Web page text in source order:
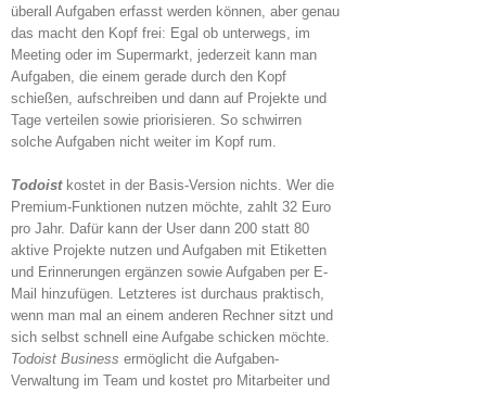
überall Aufgaben erfasst werden können, aber genau
das macht den Kopf frei: Egal ob unterwegs, im
Meeting oder im Supermarkt, jederzeit kann man
Aufgaben, die einem gerade durch den Kopf
schießen, aufschreiben und dann auf Projekte und
Tage verteilen sowie priorisieren. So schwirren
solche Aufgaben nicht weiter im Kopf rum.
Todoist kostet in der Basis-Version nichts. Wer die
Premium-Funktionen nutzen möchte, zahlt 32 Euro
pro Jahr. Dafür kann der User dann 200 statt 80
aktive Projekte nutzen und Aufgaben mit Etiketten
und Erinnerungen ergänzen sowie Aufgaben per E-
Mail hinzufügen. Letzteres ist durchaus praktisch,
wenn man mal an einem anderen Rechner sitzt und
sich selbst schnell eine Aufgabe schicken möchte.
Todoist Business ermöglicht die Aufgaben-
Verwaltung im Team und kostet pro Mitarbeiter und